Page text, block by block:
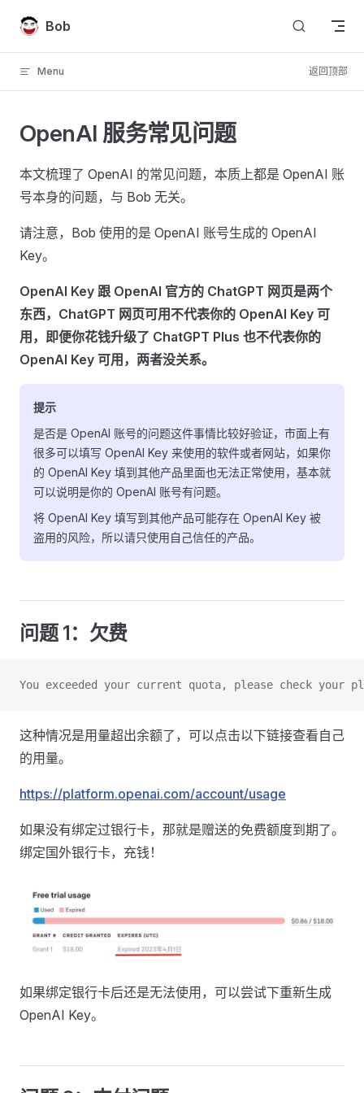
Skip to content
Bob
Menu 返回顶部
OpenAI 服务常见问题
本文梳理了 OpenAI 的常见问题，本质上都是 OpenAI 账
号本身的问题，与 Bob 无关。
请注意，Bob 使用的是 OpenAI 账号生成的 OpenAI
Key。
OpenAI Key 跟 OpenAI 官方的 ChatGPT 网页是两个
东西，ChatGPT 网页可用不代表你的 OpenAI Key 可
用，即便你花钱升级了 ChatGPT Plus 也不代表你的
OpenAI Key 可用，两者没关系。
提示
是否是 OpenAI 账号的问题这件事情比较好验证，市面上有
很多可以填写 OpenAI Key 来使用的软件或者网站，如果你
的 OpenAI Key 填到其他产品里面也无法正常使用，基本就
可以说明是你的 OpenAI 账号有问题。
将 OpenAI Key 填写到其他产品可能存在 OpenAI Key 被
盗用的风险，所以请只使用自己信任的产品。
问题 1：欠费
You exceeded your current quota, please check
这种情况是用量超出余额了，可以点击以下链接查看自己
的用量。
https://platform.openai.com/account/usage
如果没有绑定过银行卡，那就是赠送的免费额度到期了。
绑定国外银行卡，充钱！
如果绑定银行卡后还是无法使用，可以尝试下重新生成
OpenAI Key。